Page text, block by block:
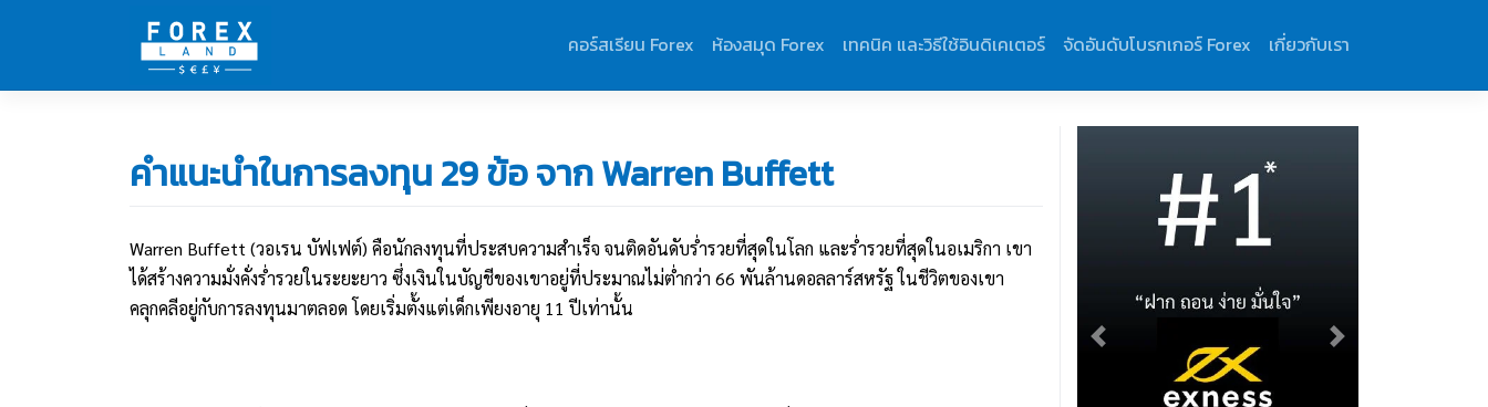
คอร์สเรียน Forex ห้องสมุด Forex เทคนิค และวิธีใช้อินดิเคเตอร์ จัดอันดับโบรกเกอร์ Forex เกี่ยวกับเรา
คำแนะนำในการลงทุน 29 ข้อ จาก Warren Buffett
Warren Buffett (วอเรน บัฟเฟต์) คือนักลงทุนที่ประสบความสำเร็จ จนติดอันดับร่ำรวยที่สุดในโลก และร่ำรวยที่สุดในอเมริกา เขา
ได้สร้างความมั่งคั่งร่ำรวยในระยะยาว ซึ่งเงินในบัญชีของเขาอยู่ที่ประมาณไม่ต่ำกว่า 66 พันล้านดอลลาร์สหรัฐ ในชีวิตของเขา
คลุกคลีอยู่กับการลงทุนมาตลอด โดยเริ่มตั้งแต่เด็กเพียงอายุ 11 ปีเท่านั้น
Previous Next